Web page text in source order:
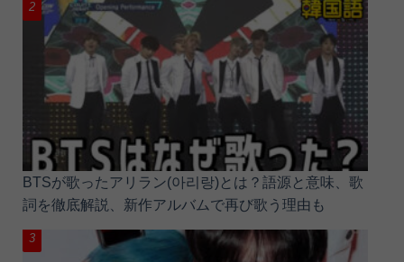
BTSが歌ったアリラン(아리랑)とは？語源と意味、歌
詞を徹底解説、新作アルバムで再び歌う理由も